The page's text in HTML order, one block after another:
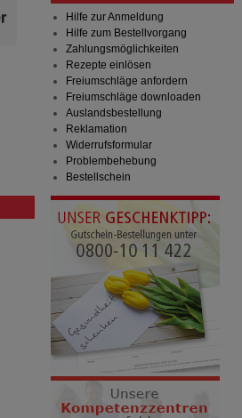
Hilfe zur Anmeldung
Hilfe zum Bestellvorgang
Zahlungsmöglichkeiten
Rezepte einlösen
Freiumschläge anfordern
Freiumschläge downloaden
Auslandsbestellung
Reklamation
Widerrufsformular
Problembehebung
Bestellschein